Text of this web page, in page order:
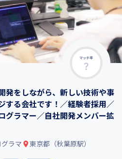
マッチ率
発をしながら、新しい技術や事
する会社です！／経験者採用／
グラマー／自社開発メンバー拡
ラマ
東京都（秋葉原駅）